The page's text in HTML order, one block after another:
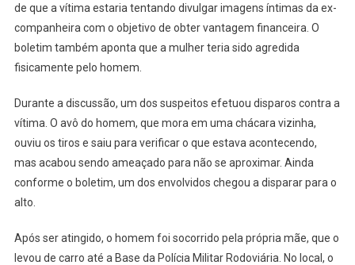
de que a vítima estaria tentando divulgar imagens íntimas da ex-
companheira com o objetivo de obter vantagem financeira. O
boletim também aponta que a mulher teria sido agredida
fisicamente pelo homem.
Durante a discussão, um dos suspeitos efetuou disparos contra a
vítima. O avô do homem, que mora em uma chácara vizinha,
ouviu os tiros e saiu para verificar o que estava acontecendo,
mas acabou sendo ameaçado para não se aproximar. Ainda
conforme o boletim, um dos envolvidos chegou a disparar para o
alto.
Após ser atingido, o homem foi socorrido pela própria mãe, que o
levou de carro até a Base da Polícia Militar Rodoviária. No local, o